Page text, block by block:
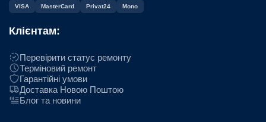
VISA MasterCard Privat24 Mono
Клієнтам:
Перевірити статус ремонту
Терміновий ремонт
Гарантійні умови
Доставка Новою Поштою
Блог та новини